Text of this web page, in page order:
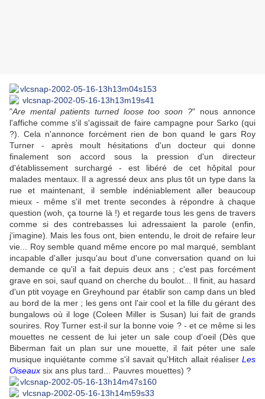
"Are mental patients turned loose too soon ?" nous annonce
l'affiche comme s'il s'agissait de faire campagne pour Sarko (qui
?). Cela n'annonce forcément rien de bon quand le gars Roy
Turner - après moult hésitations d'un docteur qui donne
finalement son accord sous la pression d'un directeur
d'établissement surchargé - est libéré de cet hôpital pour
malades mentaux. Il a agressé deux ans plus tôt un type dans la
rue et maintenant, il semble indéniablement aller beaucoup
mieux - même s'il met trente secondes à répondre à chaque
question (woh, ça tourne là !) et regarde tous les gens de travers
comme si des contrebasses lui adressaient la parole (enfin,
j'imagine). Mais les fous ont, bien entendu, le droit de refaire leur
vie... Roy semble quand même encore po mal marqué, semblant
incapable d'aller jusqu'au bout d'une conversation quand on lui
demande ce qu'il a fait depuis deux ans ; c'est pas forcément
grave en soi, sauf quand on cherche du boulot... Il finit, au hasard
d'un ptit voyage en Greyhound par établir son camp dans un bled
au bord de la mer ; les gens ont l'air cool et la fille du gérant des
bungalows où il loge (Coleen Miller is Susan) lui fait de grands
sourires. Roy Turner est-il sur la bonne voie ? - et ce même si les
mouettes ne cessent de lui jeter un sale coup d'oeil (Dès que
Biberman fait un plan sur une mouette, il fait péter une sale
musique inquiétante comme s'il savait qu'Hitch allait réaliser Les
Oiseaux six ans plus tard... Pauvres mouettes) ?